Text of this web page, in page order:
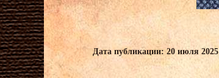
Дата публикации: 20 июля 2025